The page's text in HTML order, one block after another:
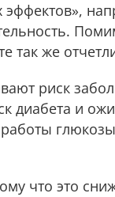
так же
риск
диабета и
что это